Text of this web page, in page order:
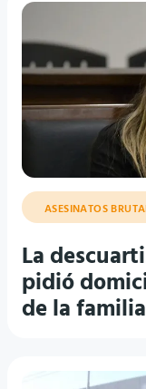
ASESINATOS
La
pidió
de la